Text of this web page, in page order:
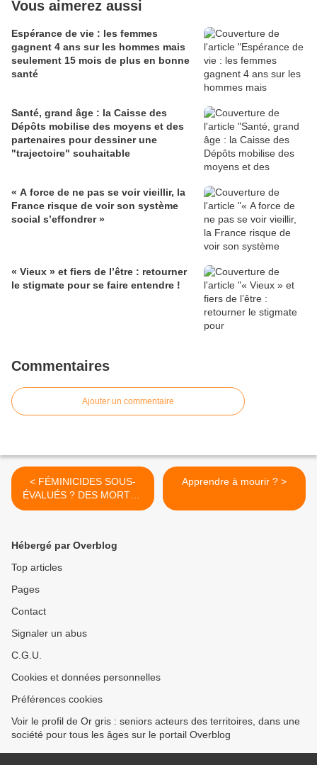
Vous aimerez aussi
Espérance de vie : les femmes
gagnent 4 ans sur les hommes mais
seulement 15 mois de plus en bonne
santé
Santé, grand âge : la Caisse des
Dépôts mobilise des moyens et des
partenaires pour dessiner une
"trajectoire" souhaitable
« A force de ne pas se voir vieillir, la
France risque de voir son système
social s’effondrer »
« Vieux » et fiers de l’être : retourner
le stigmate pour se faire entendre !
Commentaires
Ajouter un commentaire
< FÉMINICIDES SOUS-
ÉVALUÉS ? DES MORTES
CACHÉES PAR DES LOIS
Apprendre à mourir ? >
Hébergé par Overblog
Top articles
Pages
Contact
Signaler un abus
C.G.U.
Cookies et données personnelles
Préférences cookies
Voir le profil de Or gris : seniors acteurs des territoires, dans une
société pour tous les âges sur le portail Overblog